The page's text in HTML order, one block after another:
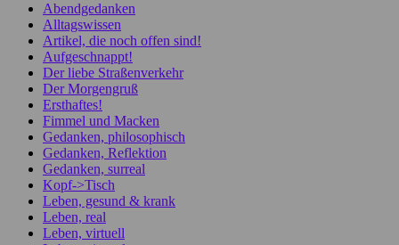
Abendgedanken
Alltagswissen
Artikel, die noch offen sind!
Aufgeschnappt!
Der liebe Straßenverkehr
Der Morgengruß
Ersthaftes!
Fimmel und Macken
Gedanken, philosophisch
Gedanken, Reflektion
Gedanken, surreal
Kopf->Tisch
Leben, gesund & krank
Leben, real
Leben, virtuell